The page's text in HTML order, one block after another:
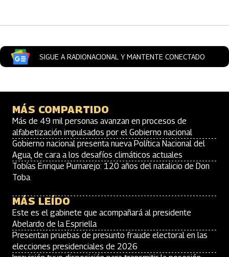
SIGUE A RADIONACIONAL Y MANTENTE CONECTADO
MÁS COMPARTIDO
Más de 49 mil personas avanzan en procesos de
alfabetización impulsados por el Gobierno nacional
Gobierno nacional presenta nueva Política Nacional del
Agua, de cara a los desafíos climáticos actuales
Tobías Enrique Pumarejo: 120 años del natalicio de Don
Toba
MÁS LEÍDO
Este es el gabinete que acompañará al presidente
Abelardo de la Espriella
Presentan pruebas de presunto fraude electoral en las
elecciones presidenciales de 2026